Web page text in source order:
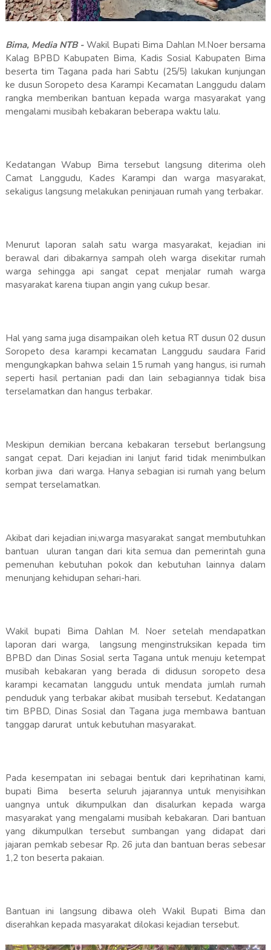
Bima, Media NTB -Wakil Bupati Bima Dahlan M.Noer bersama
Kalag BPBD Kabupaten Bima, Kadis Sosial Kabupaten Bima
beserta tim Tagana pada hari Sabtu (25/5) lakukan kunjungan
ke dusun Soropeto desa Karampi Kecamatan Langgudu dalam
rangka memberikan bantuan kepada warga masyarakat yang
mengalami musibah kebakaran beberapa waktu lalu.
Kedatangan Wabup Bima tersebut langsung diterima oleh
Camat Langgudu, Kades Karampi dan warga masyarakat,
sekaligus langsung melakukan peninjauan rumah yang terbakar.
Menurut laporan salah satu warga masyarakat, kejadian ini
berawal dari dibakarnya sampah oleh warga disekitar rumah
warga sehingga api sangat cepat menjalar rumah warga
masyarakat karena tiupan angin yang cukup besar.
Hal yang sama juga disampaikan oleh ketua RT dusun 02 dusun
Soropeto desa karampi kecamatan Langgudu saudara Farid
mengungkapkan bahwa selain 15 rumah yang hangus, isi rumah
seperti hasil pertanian padi dan lain sebagiannya tidak bisa
terselamatkan dan hangus terbakar.
Meskipun demikian bercana kebakaran tersebut berlangsung
sangat cepat. Dari kejadian ini lanjut farid tidak menimbulkan
korban jiwa dari warga. Hanya sebagian isi rumah yang belum
sempat terselamatkan.
Akibat dari kejadian ini,warga masyarakat sangat membutuhkan
bantuan uluran tangan dari kita semua dan pemerintah guna
pemenuhan kebutuhan pokok dan kebutuhan lainnya dalam
menunjang kehidupan sehari-hari.
Wakil bupati Bima Dahlan M. Noer setelah mendapatkan
laporan dari warga, langsung menginstruksikan kepada tim
BPBD dan Dinas Sosial serta Tagana untuk menuju ketempat
musibah kebakaran yang berada di didusun soropeto desa
karampi kecamatan langgudu untuk mendata jumlah rumah
penduduk yang terbakar akibat musibah tersebut. Kedatangan
tim BPBD, Dinas Sosial dan Tagana juga membawa bantuan
tanggap darurat untuk kebutuhan masyarakat.
Pada kesempatan ini sebagai bentuk dari keprihatinan kami,
bupati Bima beserta seluruh jajarannya untuk menyisihkan
uangnya untuk dikumpulkan dan disalurkan kepada warga
masyarakat yang mengalami musibah kebakaran. Dari bantuan
yang dikumpulkan tersebut sumbangan yang didapat dari
jajaran pemkab sebesar Rp. 26 juta dan bantuan beras sebesar
1,2 ton beserta pakaian.
Bantuan ini langsung dibawa oleh Wakil Bupati Bima dan
diserahkan kepada masyarakat dilokasi kejadian tersebut.